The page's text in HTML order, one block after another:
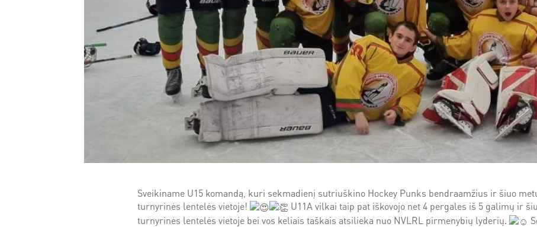
Sveikiname U15 komandą, kuri sekmadienį sutriuškino Hockey Punks bendraamžius ir šiuo
turnyrinės lentelės vietoje!
U11A vilkai taip pat iškovojo net 4 pergales iš 5 galimų ir
turnyrinės lentelės vietoje bei vos keliais taškais atsilieka nuo NVLRL pirmenybių lyderių.